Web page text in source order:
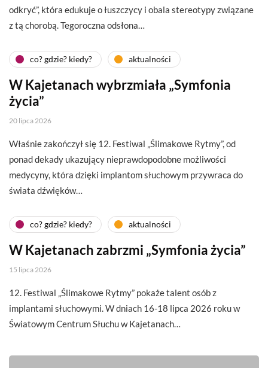
odkryć”, która edukuje o łuszczycy i obala stereotypy związane
z tą chorobą. Tegoroczna odsłona…
co? gdzie? kiedy? aktualności
W Kajetanach wybrzmiała „Symfonia
życia”
20 lipca 2026
Właśnie zakończył się 12. Festiwal „Ślimakowe Rytmy”, od
ponad dekady ukazujący nieprawdopodobne możliwości
medycyny, która dzięki implantom słuchowym przywraca do
świata dźwięków…
co? gdzie? kiedy? aktualności
W Kajetanach zabrzmi „Symfonia życia”
15 lipca 2026
12. Festiwal „Ślimakowe Rytmy” pokaże talent osób z
implantami słuchowymi. W dniach 16-18 lipca 2026 roku w
Światowym Centrum Słuchu w Kajetanach…